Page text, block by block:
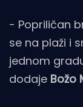
- Popriličan
se na plaži i
jednom
dodaje Božo